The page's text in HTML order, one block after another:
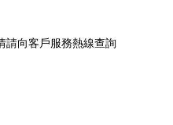
請向客戶服務熱線查詢